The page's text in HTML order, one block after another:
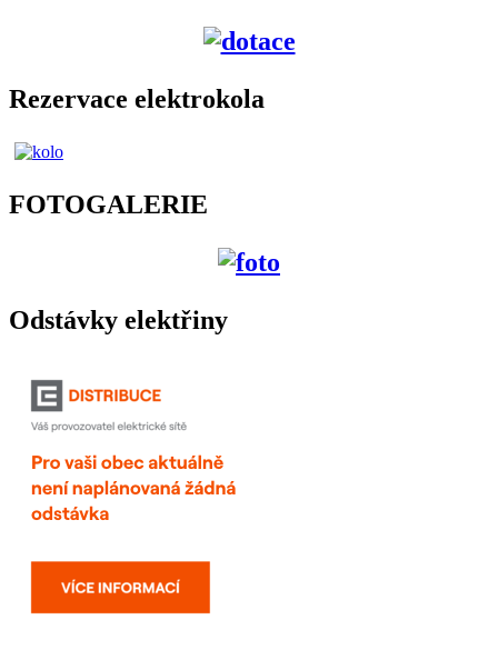
Rezervace elektrokola
FOTOGALERIE
Odstávky elektřiny